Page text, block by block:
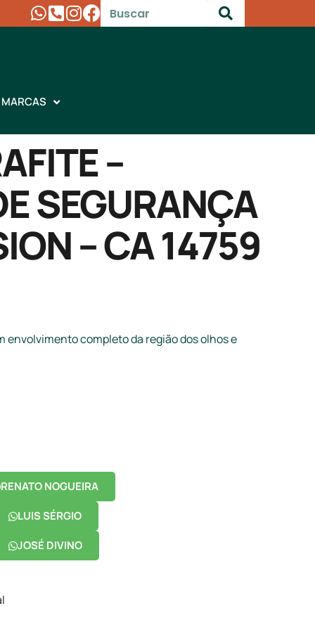
MARCAS
–
SEGURANÇA
– CA 14759
completo da região dos olhos e
RENATO NOGUEIRA
LUIS SÉRGIO
JOSÉ DIVINO